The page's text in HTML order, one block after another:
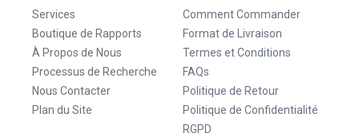
Services
Boutique de Rapports
À Propos de Nous
Processus de Recherche
Nous Contacter
Plan du Site
Comment Commander
Format de Livraison
Termes et Conditions
FAQs
Politique de Retour
Politique de Confidentialité
RGPD